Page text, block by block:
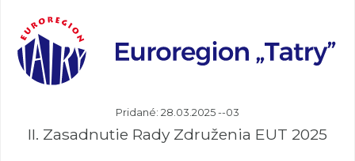
Pridané: 28.03.2025 --03
II. Zasadnutie Rady Združenia EUT 2025